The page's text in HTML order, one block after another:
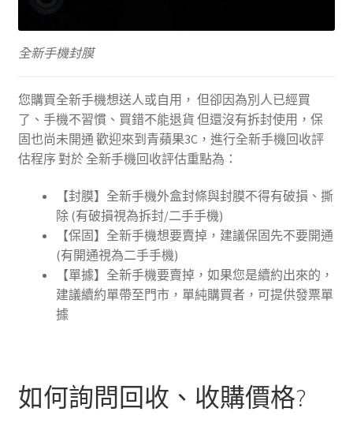
全新手機封膜
您購買全新手機想送人或自用， 但卻因為別人已經買
了、手機不習慣、買錯不能退貨 但還沒有拆封使用，保
固也尚未開通 歡迎來到青蘋果3C，進行全新手機回收評
估程序 對於 全新手機回收評估重點為：
【封膜】全新手機外盒封條與封膜不得有破損、撕
除 (有破損視為拆封/二手手機)
【保固】全新手機想要賣掉，建議保固先不要開通
(有開通視為二手手機)
【單據】全新手機要賣掉，如果您是續約出來的，
建議續約單帶至門市，單純購買者，可提供發票單
據
如何詢問回收、收購價格?